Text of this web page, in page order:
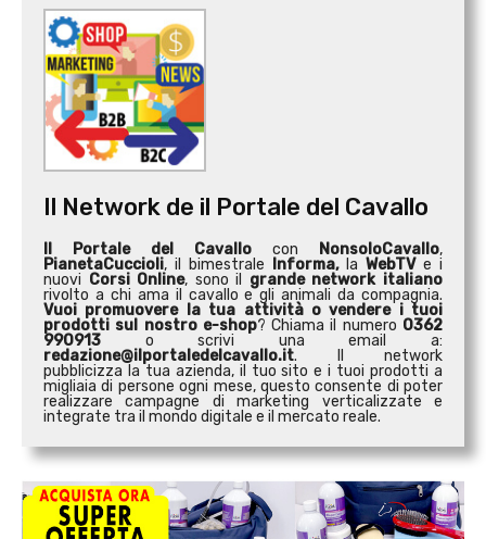
Il Network de il Portale del Cavallo
Il Portale del Cavallo con NonsoloCavallo,
PianetaCuccioli, il bimestrale Informa,laWebTVe i
nuovi Corsi Online, sono il grande network italiano
rivolto a chi ama il cavallo e gli animali da compagnia.
Vuoi promuovere la tua attività ovendere i tuoi
prodotti sul nostro e-shop? Chiama il numero 0362
990913 o scrivi una email a:
redazione@ilportaledelcavallo.it. Il network
pubblicizza la tua azienda, il tuo sito e i tuoi prodotti a
migliaia di persone ogni mese, questo consente di poter
realizzare campagne di marketing verticalizzate e
integrate tra il mondo digitale e il mercato reale.